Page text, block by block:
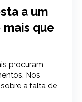
a um
que
procuram
Nos
a falta de